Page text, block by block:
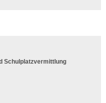
Schulplatzvermittlung